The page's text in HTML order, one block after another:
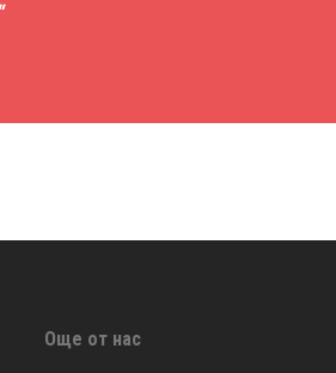
Още от нас